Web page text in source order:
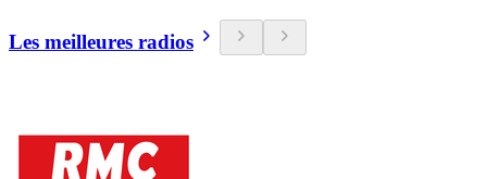
Les meilleures radios